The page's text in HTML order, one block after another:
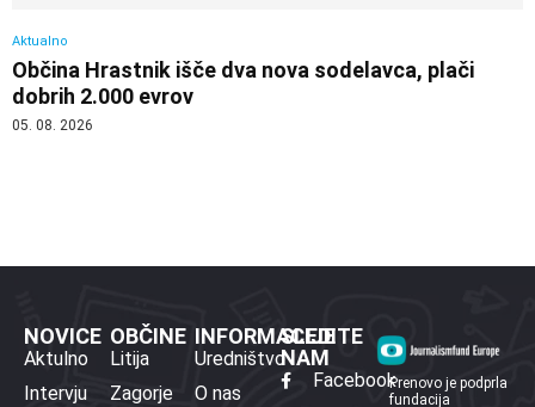
Aktualno
Občina Hrastnik išče dva nova sodelavca, plači
dobrih 2.000 evrov
05. 08. 2026
NOVICE
Aktulno
Intervju
OBČINE
Litija
Zagorje
INFORMACIJE
Uredništvo
O nas
SLEDITE
NAM
FacebookPrenovo je podprla
fundacija